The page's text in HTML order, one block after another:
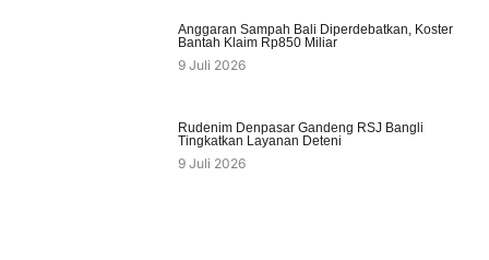
Anggaran Sampah Bali Diperdebatkan, Koster
Bantah Klaim Rp850 Miliar
9 Juli 2026
Rudenim Denpasar Gandeng RSJ Bangli
Tingkatkan Layanan Deteni
9 Juli 2026